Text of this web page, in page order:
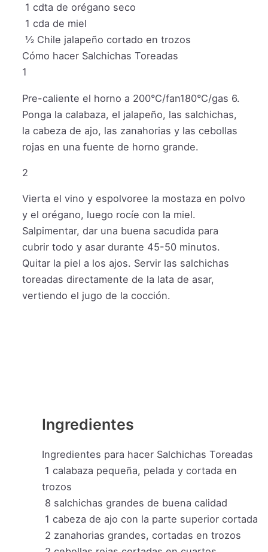
1 cdta de orégano seco
1 cda de miel
½ Chile jalapeño cortado en trozos
Cómo hacer Salchichas Toreadas
1
Pre-caliente el horno a 200°C/fan180°C/gas 6.
Ponga la calabaza, el jalapeño, las salchichas,
la cabeza de ajo, las zanahorias y las cebollas
rojas en una fuente de horno grande.
2
Vierta el vino y espolvoree la mostaza en polvo
y el orégano, luego rocíe con la miel.
Salpimentar, dar una buena sacudida para
cubrir todo y asar durante 45-50 minutos.
Quitar la piel a los ajos. Servir las salchichas
toreadas directamente de la lata de asar,
vertiendo el jugo de la cocción.
Ingredientes
Ingredientes para hacer Salchichas Toreadas
1 calabaza pequeña, pelada y cortada en
trozos
8 salchichas grandes de buena calidad
1 cabeza de ajo con la parte superior cortada
2 zanahorias grandes, cortadas en trozos